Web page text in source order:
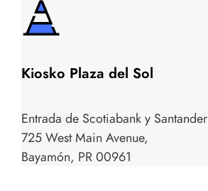
Kiosko Plaza del Sol
Entrada de Scotiabank y Santander
725 West Main Avenue,
Bayamón, PR 00961